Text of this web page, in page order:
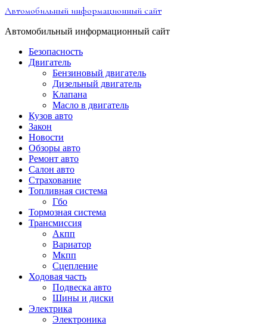
Перейти
содержимому
Автомобильный информационный сайт
Автомобильный информационный сайт
Безопасность
Двигатель
Бензиновый двигатель
Дизельный двигатель
Клапана
Масло в двигатель
Кузов авто
Закон
Новости
Обзоры авто
Ремонт авто
Салон авто
Страхование
Топливная система
Гбо
Тормозная система
Трансмиссия
Акпп
Вариатор
Мкпп
Сцепление
Ходовая часть
Подвеска авто
Шины и диски
Электрика
Электроника